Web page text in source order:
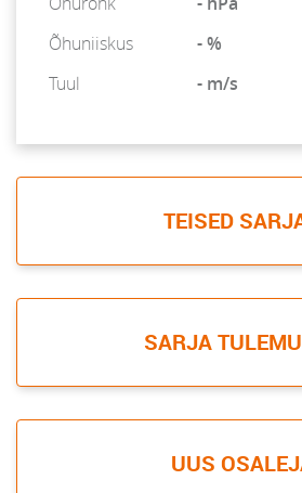
Õhuniiskus
- %
Tuul
- m/s
TEISED
SARJA
UUS